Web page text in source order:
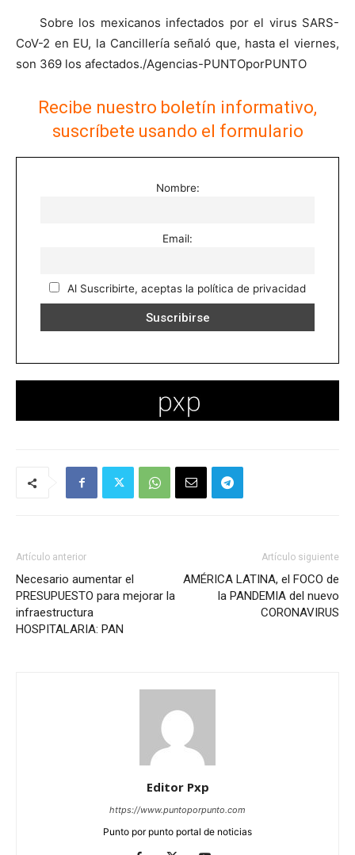
Sobre los mexicanos infectados por el virus SARS-
CoV-2 en EU, la Cancillería señaló que, hasta el viernes,
son 369 los afectados./Agencias-PUNTOporPUNTO
Recibe nuestro boletín informativo,
suscríbete usando el formulario
Nombre:
Email:
Al Suscribirte, aceptas la política de privacidad
Artículo anterior
Necesario aumentar el
PRESUPUESTO para mejorar la
infraestructura
HOSPITALARIA: PAN
Artículo siguiente
AMÉRICA LATINA, el FOCO de
la PANDEMIA del nuevo
CORONAVIRUS
Editor Pxp
https://www.puntoporpunto.com
Punto por punto portal de noticias